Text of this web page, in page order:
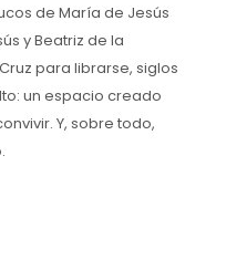
de María de Jesús
y Beatriz de la
para librarse, siglos
un espacio creado
Y, sobre todo,